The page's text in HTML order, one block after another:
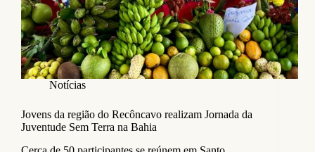
Notícias
Jovens da região do Recôncavo realizam Jornada da
Juventude Sem Terra na Bahia